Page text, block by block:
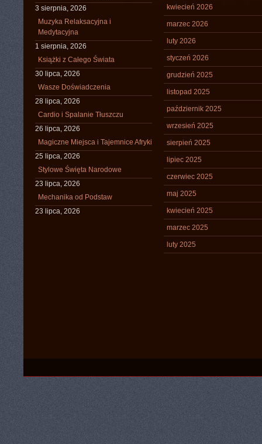
3 sierpnia, 2026
Muzyka Relaksacyjna i
Medytacyjna
1 sierpnia, 2026
Książki z Całego Świata
30 lipca, 2026
Wasze Doświadczenia
28 lipca, 2026
Cardio i Spalanie Tłuszczu
26 lipca, 2026
Magiczne Miejsca i Tajemnice Afryki
25 lipca, 2026
Stylowe Święta Narodowe
23 lipca, 2026
Mechanika od Podstaw
23 lipca, 2026
kwiecień 2026
marzec 2026
luty 2026
styczeń 2026
grudzień 2025
listopad 2025
październik 2025
wrzesień 2025
sierpień 2025
lipiec 2025
czerwiec 2025
maj 2025
kwiecień 2025
marzec 2025
luty 2025